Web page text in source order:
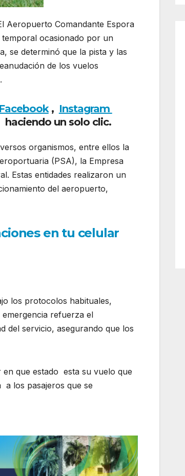
Aeropuerto Comandante Espora
ocasionado por un
se determinó que la pista y las
de los vuelos
Facebook, Instagram
un solo clic.
organismos, entre ellos la
(PSA), la Empresa
Estas entidades realizaron un
del aeropuerto,
en tu celular
los protocolos habituales,
refuerza el
del servicio, asegurando que los
que estado esta su vuelo que
los pasajeros que se